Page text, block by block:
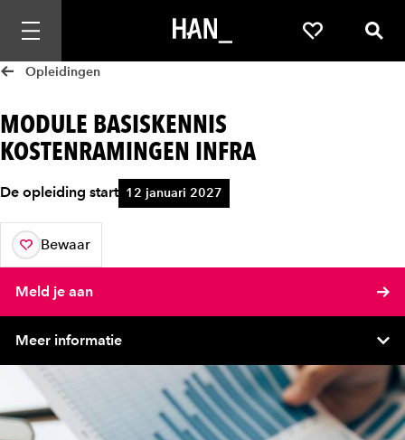
Mobiele navigatie openen Favorieten
Opleidingen
MODULE BASISKENNIS
KOSTENRAMINGEN INFRA
De opleiding start 12 januari 2027
Bewaar
aan je favorieten
Meld je aan
Meer informatie